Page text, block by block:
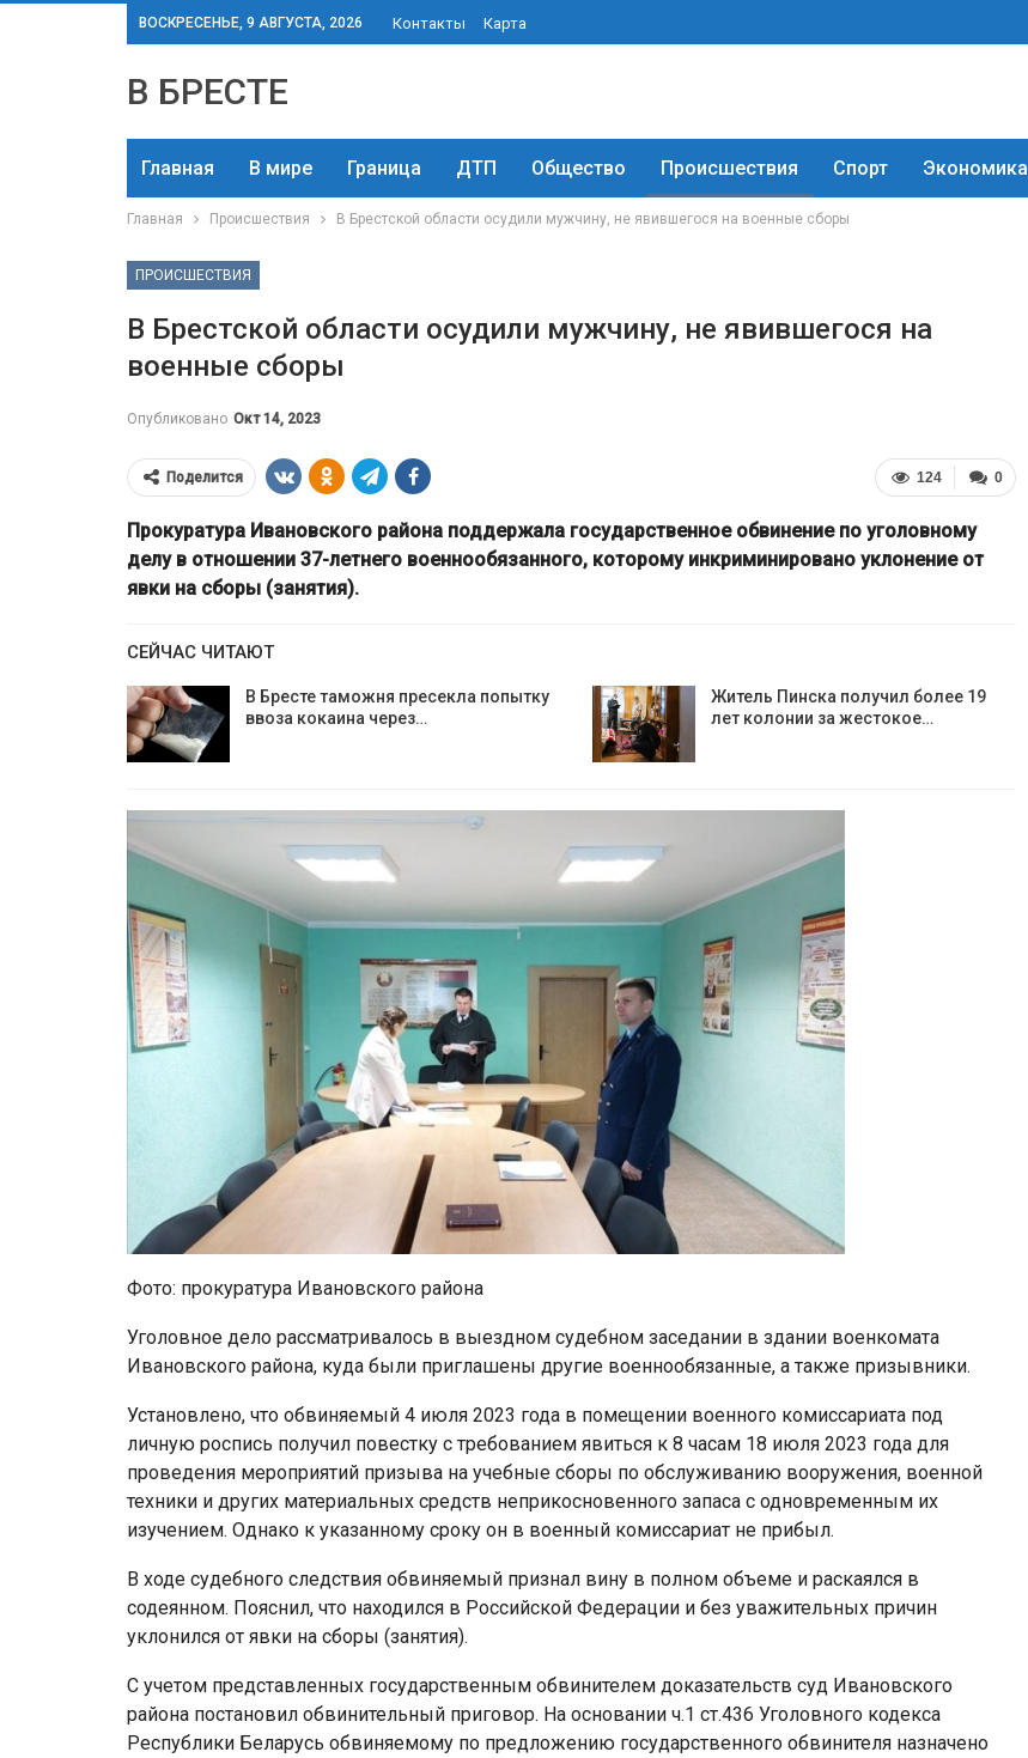
ВОСКРЕСЕНЬЕ, 9 АВГУСТА, 2026 Контакты Карта
В БРЕСТЕ
Главная В мире Граница ДТП Общество Происшествия Спорт Экономика
Главная Происшествия В Брестской области осудили мужчину, не явившегося на военные сборы
ПРОИСШЕСТВИЯ
В Брестской области осудили мужчину, не явившегося на
военные сборы
Опубликовано Окт 14, 2023
0
124
Поделится
Прокуратура Ивановского района поддержала государственное обвинение по уголовному
делу в отношении 37-летнего военнообязанного, которому инкриминировано уклонение от
явки на сборы (занятия).
СЕЙЧАС ЧИТАЮТ
В Бресте таможня пресекла попытку
ввоза кокаина через…
Житель Пинска получил более 19
лет колонии за жестокое…
Фото: прокуратура Ивановского района
Уголовное дело рассматривалось в выездном судебном заседании в здании военкомата
Ивановского района, куда были приглашены другие военнообязанные, а также призывники.
Установлено, что обвиняемый 4 июля 2023 года в помещении военного комиссариата под
личную роспись получил повестку с требованием явиться к 8 часам 18 июля 2023 года для
проведения мероприятий призыва на учебные сборы по обслуживанию вооружения, военной
техники и других материальных средств неприкосновенного запаса с одновременным их
изучением. Однако к указанному сроку он в военный комиссариат не прибыл.
В ходе судебного следствия обвиняемый признал вину в полном объеме и раскаялся в
содеянном. Пояснил, что находился в Российской Федерации и без уважительных причин
уклонился от явки на сборы (занятия).
С учетом представленных государственным обвинителем доказательств суд Ивановского
района постановил обвинительный приговор. На основании ч.1 ст.436 Уголовного кодекса
Республики Беларусь обвиняемому по предложению государственного обвинителя назначено